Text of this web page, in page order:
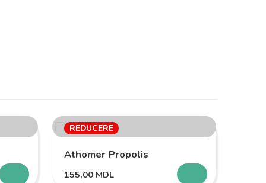
SELECTEAZĂ
REDUCERE
SELECTEAZĂ
Athomer Propolis
155,00 MDL